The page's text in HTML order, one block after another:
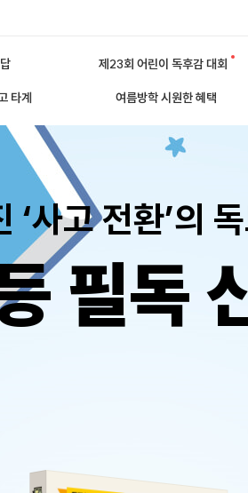
제23회 어린이 독후감 대회
타계 여름방학 시원한 혜택
‘사고 전환’의
필독